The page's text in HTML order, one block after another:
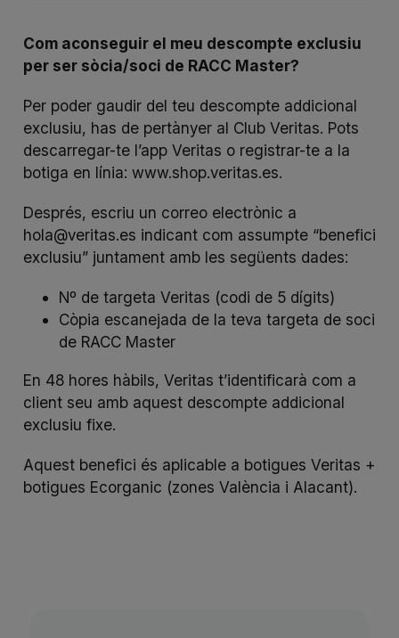
Com aconseguir el meu descompte exclusiu
per ser sòcia/soci de RACC Master?
Per poder gaudir del teu descompte addicional
exclusiu, has de pertànyer al Club Veritas. Pots
descarregar-te l’app Veritas o registrar-te a la
botiga en línia: www.shop.veritas.es.
Després, escriu un correo electrònic a
hola@veritas.es indicant com assumpte “benefici
exclusiu” juntament amb les següents dades:
Nº de targeta Veritas (codi de 5 dígits)
Còpia escanejada de la teva targeta de soci
de RACC Master
En 48 hores hàbils, Veritas t’identificarà com a
client seu amb aquest descompte addicional
exclusiu fixe.
Aquest benefici és aplicable a botigues Veritas +
botigues Ecorganic (zones València i Alacant).